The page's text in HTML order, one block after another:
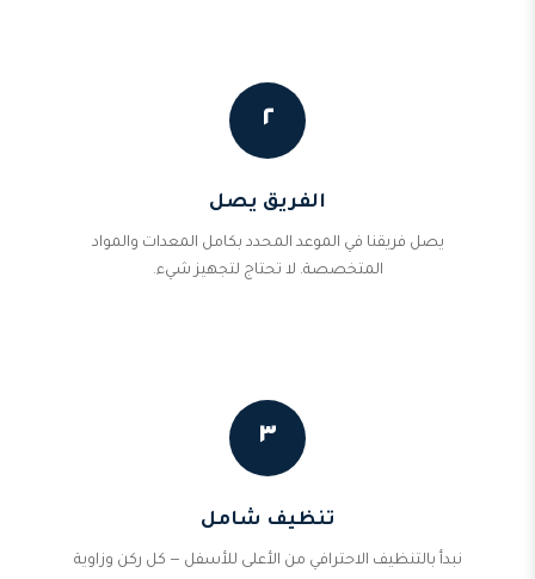
٢
الفريق يصل
يصل فريقنا في الموعد المحدد بكامل المعدات والمواد
المتخصصة. لا تحتاج لتجهيز شيء.
٣
تنظيف شامل
نبدأ بالتنظيف الاحترافي من الأعلى للأسفل — كل ركن وزاوية